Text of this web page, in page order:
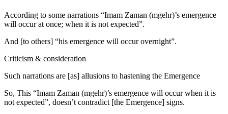
According to some narrations “Imam Zaman (mgehr)’s emergence
will occur at once; when it is not expected”.
And [to others] “his emergence will occur overnight”.
Criticism & consideration
Such narrations are [as] allusions to hastening the Emergence
So, This “Imam Zaman (mgehr)’s emergence will occur when it is
not expected”, doesn’t contradict [the Emergence] signs.